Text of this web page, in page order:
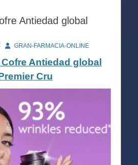
Antiedad global
AutorGRAN-FARMACIA-ONLINE
Antiedad global
Cru